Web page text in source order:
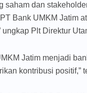
saham dan
Bank UMKM Jatim
ungkap Plt Direktur
Jatim menjadi
kontribusi positif,”